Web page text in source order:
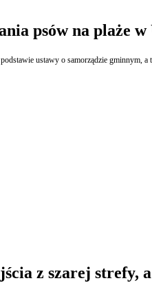
psów na plaże
ustawy o samorządzie gminnym,
z szarej strefy,